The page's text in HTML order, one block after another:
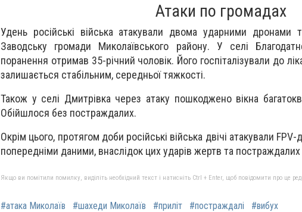
Атаки по громадах
Удень російські війська атакували двома ударними дронами
Заводську громади Миколаївського району. У селі
поранення отримав 35-річний чоловік. Його госпіталізували до
залишається стабільним, середньої тяжкості.
Також у селі Дмитрівка через атаку пошкоджено вікна
Обійшлося без постраждалих.
Окрім цього, протягом доби російські війська двічі атакували
попередніми даними, внаслідок цих ударів жертв та
Якщо ви помітили помилку, виділіть необхідний текст і натисніть Ctrl + Enter, щоб повідомити про це
#атака Миколаїв #шахеди Миколаїв #приліт #постраждалі #вибух